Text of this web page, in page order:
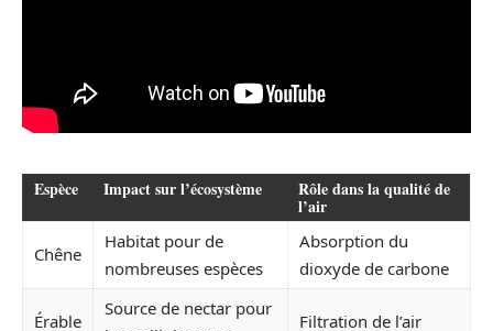
Espèce Impact sur l’écosystème Rôle dans la qualité de
l’air
Chêne
Habitat pour de
nombreuses espèces
Absorption du
dioxyde de carbone
Érable
Source de nectar pour
Filtration de l’air